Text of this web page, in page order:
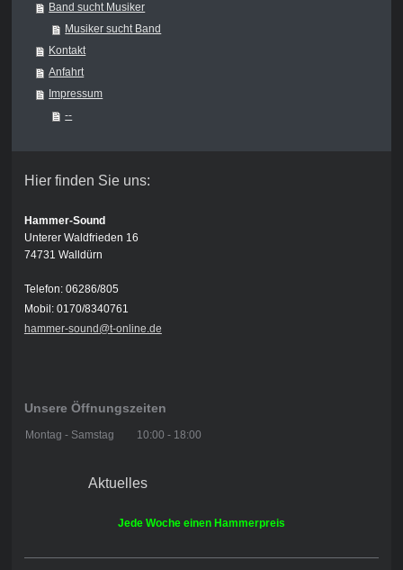
Band sucht Musiker
Musiker sucht Band
Kontakt
Anfahrt
Impressum
--
Hier finden Sie uns:
Hammer-Sound
Unterer Waldfrieden 16
74731 Walldürn
Telefon: 06286/805
Mobil: 0170/8340761
hammer-sound@t-online.de
Unsere Öffnungszeiten
Montag - Samstag 10:00 - 18:00
Aktuelles
Jede Woche einen Hammerpreis